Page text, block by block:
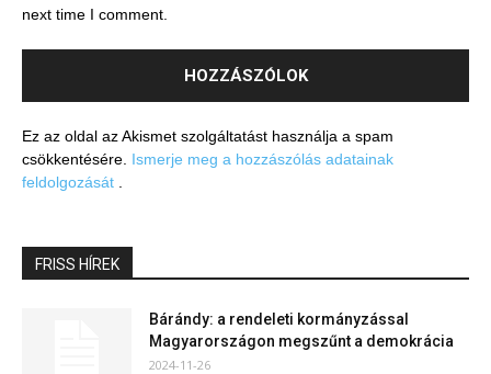
next time I comment.
Ez az oldal az Akismet szolgáltatást használja a spam
csökkentésére. Ismerje meg a hozzászólás adatainak
feldolgozását
FRISS HÍREK
Bárándy: a rendeleti kormányzással
Magyarországon megszűnt a demokrácia
2024-11-26